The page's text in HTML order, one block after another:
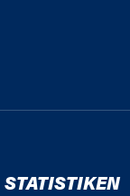
STATISTIKEN